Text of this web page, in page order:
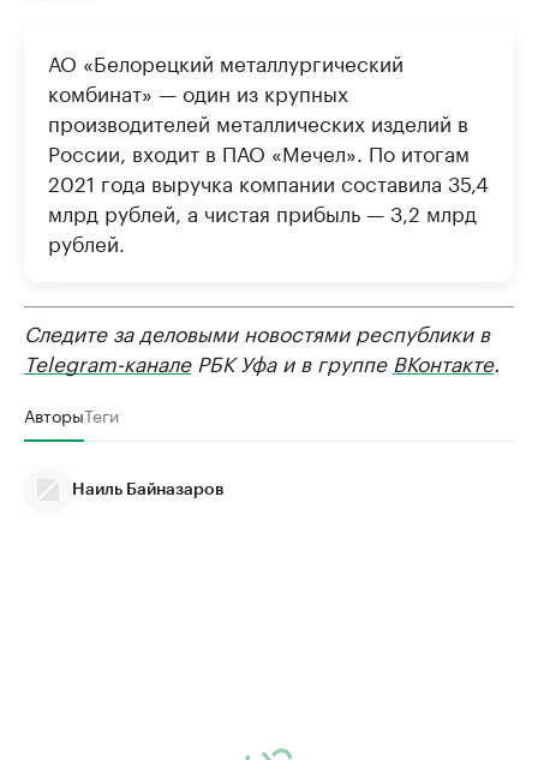
АО «Белорецкий металлургический
комбинат» — один из крупных
производителей металлических изделий в
России, входит в ПАО «Мечел». По итогам
2021 года выручка компании составила 35,4
млрд рублей, а чистая прибыль — 3,2 млрд
рублей.
Следите за деловыми новостями республики в
Telegram-каналеРБК Уфа и в группе ВКонтакте.
АвторыТеги
Наиль Байназаров